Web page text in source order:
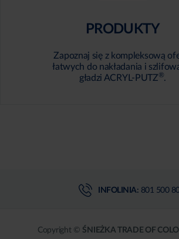
PRODUKTY
Zapoznaj się z kompleksową
łatwych do nakładania i
gładzi ACRYL-PUTZ®.
INFOLINIA: 801 500
Copyright © ŚNIEŻKA TRADE OF